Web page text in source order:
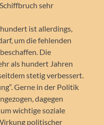
sehr
ist allerdings,
um die fehlenden
Die
als hundert Jahren
stetig verbessert.
Gerne in der Politik
dagegen
wichtige soziale
politischer